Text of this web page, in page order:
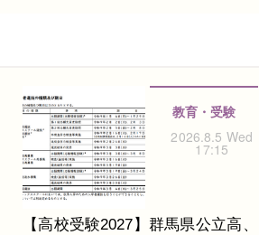
【高校受験2027】群馬県公立高、
教育・受験
2026.8.5 Wed
17:15